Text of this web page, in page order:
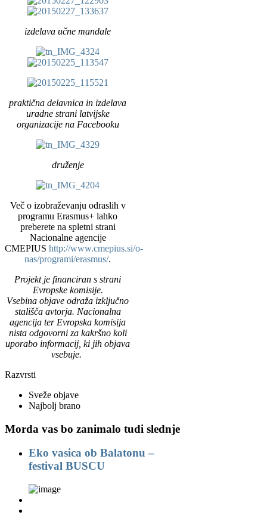
izdelava učne mandale
praktična delavnica in izdelava
uradne strani latvijske
organizacije na Facebooku
druženje
Več o izobraževanju odraslih v
programu Erasmus+ lahko
preberete na spletni strani
Nacionalne agencije
CMEPIUS http://www.cmepius.si/o-
nas/programi/erasmus/.
Projekt je financiran s strani
Evropske komisije.
Vsebina objaveodraža izključno
stališča avtorja. Nacionalna
agencija ter Evropska komisija
nista odgovorni za kakršno koli
uporabo informacij, ki jih objava
vsebuje.
Razvrsti
Sveže objave
Najbolj brano
Morda vas bo zanimalo tudi slednje
Eko vasica ob Balatonu –
festival BUSCU